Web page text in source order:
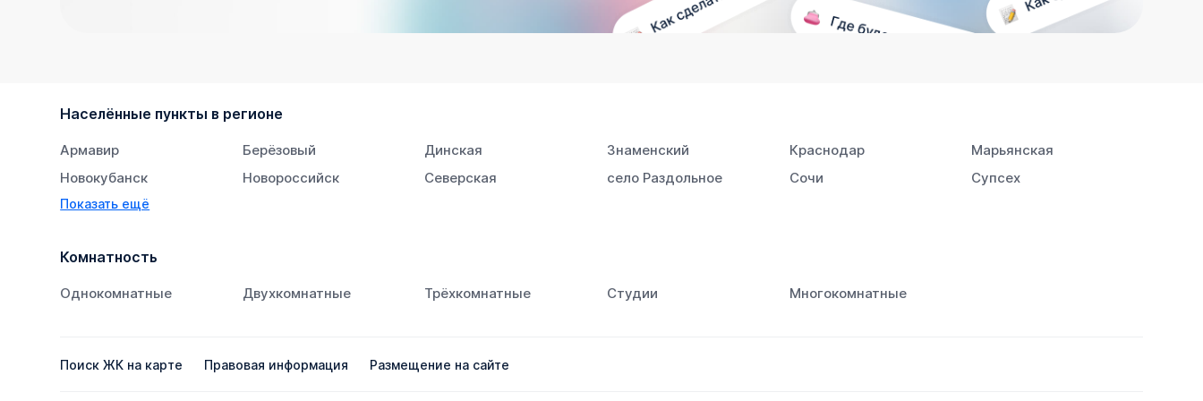
Населённые пункты в регионе
Армавир Берёзовый Динская Знаменский Краснодар
Марьянская
Новокубанск
Новороссийск Северская село Раздольное Сочи
Супсех
Тихорецк
Показать ещё
Комнатность
Однокомнатные Двухкомнатные Трёхкомнатные Студии Многокомнатные
Поиск ЖК на карте Правовая информация Размещение на сайте